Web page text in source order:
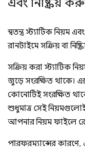
এবং নিষ্ক্রিয়
স্বতন্ত্র স্ট্যাটিক নিয়ম
রানটাইমে সক্রিয় বা
সক্রিয় করা স্ট্যাটিক
জুড়ে সংরক্ষিত থাকে।
কোনোটিই সংরক্ষিত
শুধুমাত্র সেই
আপনার নিয়ম ফাইলে
পারফরম্যান্সের